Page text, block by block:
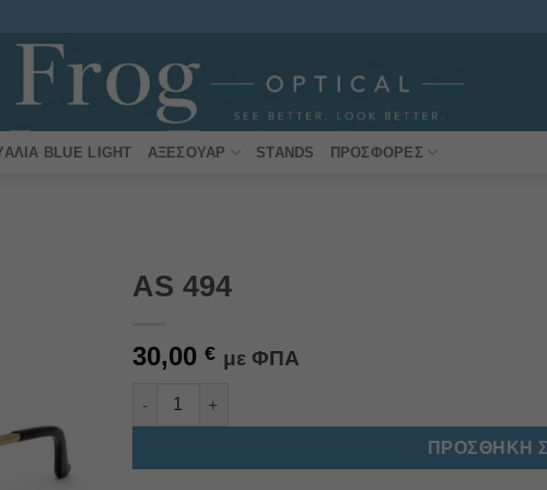
BLUE LIGHT ΑΞΕΣΟΥΆΡ STANDS ΠΡΟΣΦΟΡΈΣ
AS 494
30,00 € με ΦΠΑ
AS 494 ποσότητα
ΠΡΟΣΘΉΚΗ
Alternative: